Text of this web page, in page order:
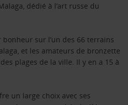
dédié à l’art russe du
sur l’un des 66 terrains
et les amateurs de bronzette
plages de la ville. Il y en a 15 à
un large choix avec ses